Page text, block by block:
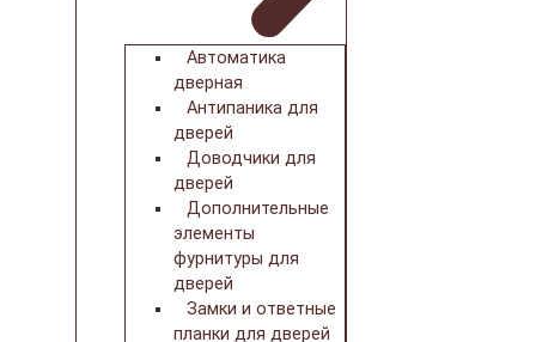
Автоматика
дверная
Антипаника для
дверей
Доводчики для
дверей
Дополнительные
элементы
фурнитуры для
дверей
Замки и ответные
планки для дверей